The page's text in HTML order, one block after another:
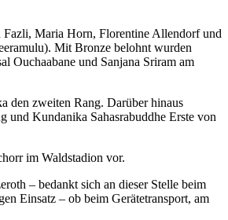
Fazli, Maria Horn, Florentine Allendorf und
Mit Bronze belohnt wurden
Ouchaabane und Sanjana Sriram am
den zweiten Rang. Darüber hinaus
und Kundanika Sahasrabuddhe Erste von
im Waldstadion vor.
– bedankt sich an dieser Stelle beim
Einsatz – ob beim Gerätetransport, am